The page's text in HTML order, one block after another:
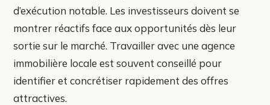
d’exécution notable. Les investisseurs doivent se
montrer réactifs face aux opportunités dès leur
sortie sur le marché. Travailler avec une agence
immobilière locale est souvent conseillé pour
identifier et concrétiser rapidement des offres
attractives.